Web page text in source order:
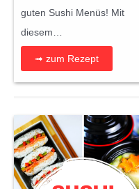
guten Sushi Menüs! Mit
diesem…
➟ zum Rezept